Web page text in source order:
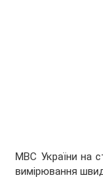
МВС України на
вимірювання